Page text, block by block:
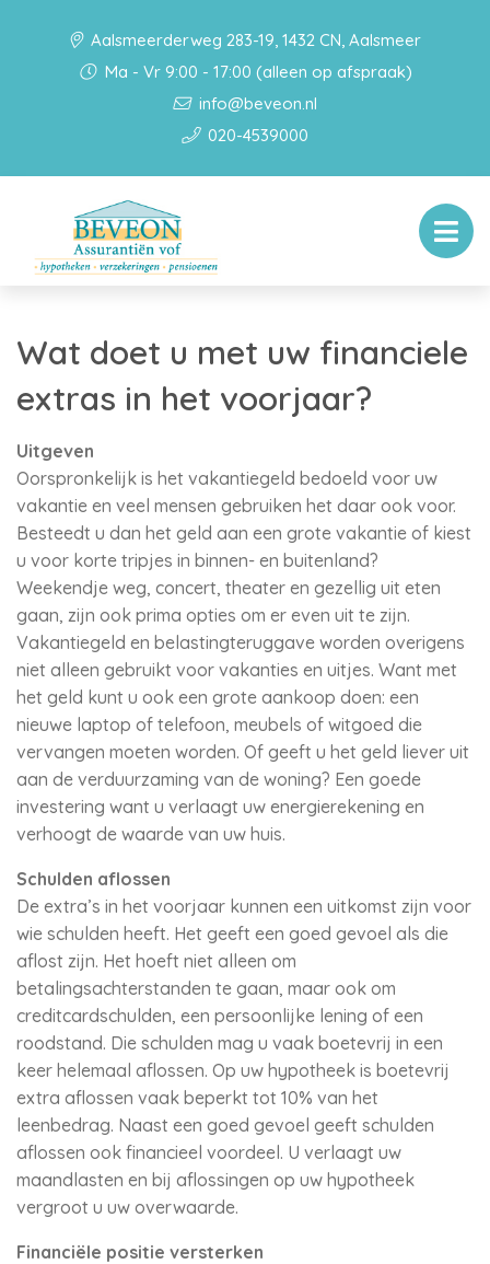
Aalsmeerderweg 283-19, 1432 CN, Aalsmeer
Ma - Vr 9:00 - 17:00 (alleen op afspraak)
info@beveon.nl
020-4539000
Wat doet u met uw financiele
extras in het voorjaar?
Uitgeven
Oorspronkelijk is het vakantiegeld bedoeld voor uw
vakantie en veel mensen gebruiken het daar ook voor.
Besteedt u dan het geld aan een grote vakantie of kiest
u voor korte tripjes in binnen- en buitenland?
Weekendje weg, concert, theater en gezellig uit eten
gaan, zijn ook prima opties om er even uit te zijn.
Vakantiegeld en belastingteruggave worden overigens
niet alleen gebruikt voor vakanties en uitjes. Want met
het geld kunt u ook een grote aankoop doen: een
nieuwe laptop of telefoon, meubels of witgoed die
vervangen moeten worden. Of geeft u het geld liever uit
aan de verduurzaming van de woning? Een goede
investering want u verlaagt uw energierekening en
verhoogt de waarde van uw huis.
Schulden aflossen
De extra’s in het voorjaar kunnen een uitkomst zijn voor
wie schulden heeft. Het geeft een goed gevoel als die
aflost zijn. Het hoeft niet alleen om
betalingsachterstanden te gaan, maar ook om
creditcardschulden, een persoonlijke lening of een
roodstand. Die schulden mag u vaak boetevrij in een
keer helemaal aflossen. Op uw hypotheek is boetevrij
extra aflossen vaak beperkt tot 10% van het
leenbedrag. Naast een goed gevoel geeft schulden
aflossen ook financieel voordeel. U verlaagt uw
maandlasten en bij aflossingen op uw hypotheek
vergroot u uw overwaarde.
Financiële positie versterken